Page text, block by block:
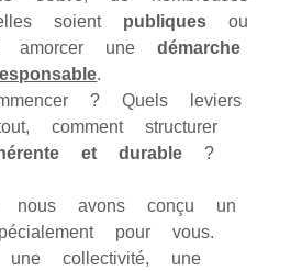
soient publiquesou
amorcer unedémarche
.
? Quels leviers
comment structurer
et durable ?
nous avons conçu un
pour vous.
collectivité, une